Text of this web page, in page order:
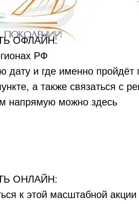
ОФЛАЙН:
РФ
дату и где именно
а также связаться с
напрямую можно здесь
ОНЛАЙН:
к этой масштабной